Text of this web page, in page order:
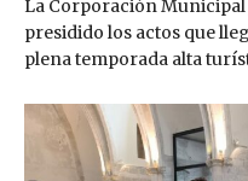
La Corporación Municipal
presidido los actos que
plena temporada alta